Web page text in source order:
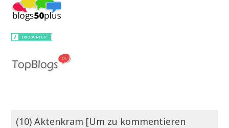
(10) Aktenkram [Um zu kommentieren